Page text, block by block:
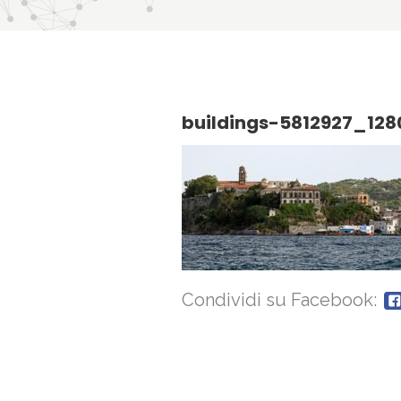
buildings-
Condividi su Facebook: